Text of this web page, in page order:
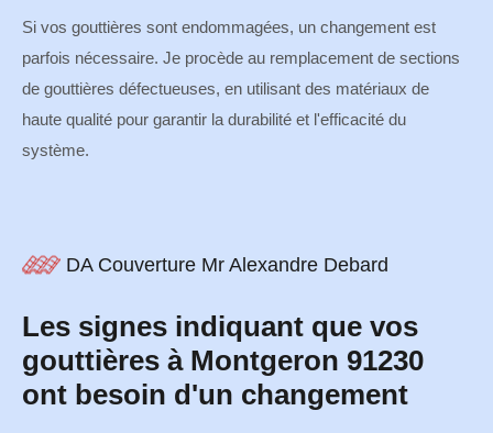
Si vos gouttières sont endommagées, un changement est
parfois nécessaire. Je procède au remplacement de sections
de gouttières défectueuses, en utilisant des matériaux de
haute qualité pour garantir la durabilité et l'efficacité du
système.
DA Couverture Mr Alexandre Debard
Les signes indiquant que vos
gouttières à Montgeron 91230
ont besoin d'un changement